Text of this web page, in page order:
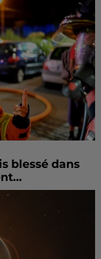
blessé dans